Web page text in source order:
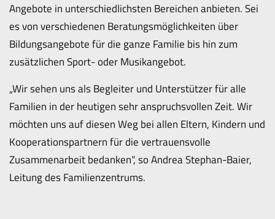
Angebote in unterschiedlichsten Bereichen anbieten. Sei
es von verschiedenen Beratungsmöglichkeiten über
Bildungsangebote für die ganze Familie bis hin zum
zusätzlichen Sport- oder Musikangebot.
„Wir sehen uns als Begleiter und Unterstützer für alle
Familien in der heutigen sehr anspruchsvollen Zeit. Wir
möchten uns auf diesen Weg bei allen Eltern, Kindern und
Kooperationspartnern für die vertrauensvolle
Zusammenarbeit bedanken“, so Andrea Stephan-Baier,
Leitung des Familienzentrums.